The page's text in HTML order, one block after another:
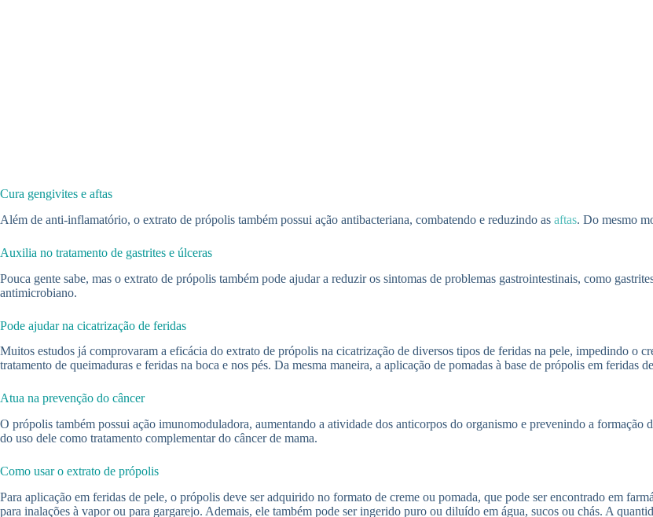
Cura gengivites e aftas
Além de anti-inflamatório, o extrato de própolis também possui ação antibacteriana, combatendo e reduzindo as aftas. Do mesmo
Auxilia no tratamento de gastrites e úlceras
Pouca gente sabe, mas o extrato de própolis também pode ajudar a reduzir os sintomas de problemas gastrointestinais, como
antimicrobiano.
Pode ajudar na cicatrização de feridas
Muitos estudos já comprovaram a eficácia do extrato de própolis na cicatrização de diversos tipos de feridas na pele, impedindo o
tratamento de queimaduras e feridas na boca e nos pés. Da mesma maneira, a aplicação de pomadas à base de própolis em feridas
Atua na prevenção do câncer
O própolis também possui ação imunomoduladora, aumentando a atividade dos anticorpos do organismo e prevenindo a formação
do uso dele como tratamento complementar do câncer de mama.
Como usar o extrato de própolis
Para aplicação em feridas de pele, o própolis deve ser adquirido no formato de creme ou pomada, que pode ser encontrado em
para inalações à vapor ou para gargarejo. Ademais, ele também pode ser ingerido puro ou diluído em água, sucos ou chás. A